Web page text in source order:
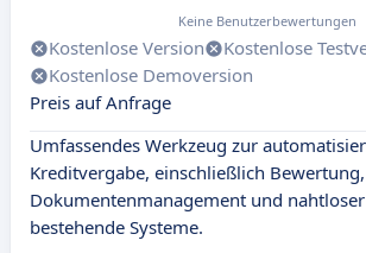
Keine Benutzerbewertungen
Kostenlose Version
Kostenlose
Kostenlose Demoversion
Preis auf Anfrage
Umfassendes Werkzeug zur
Kreditvergabe, einschließlich Bewertung,
Dokumentenmanagement und
bestehende Systeme.